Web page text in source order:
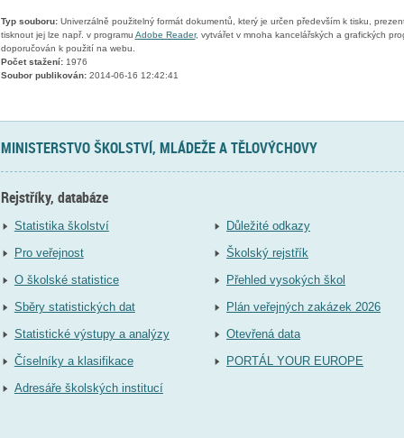
Typ souboru:Univerzálně použitelný formát dokumentů, který je určen především k tisku,
tisknout jej lze např. v programu Adobe Reader, vytvářet v mnoha kancelářských a grafických
doporučován k použití na webu.
Počet stažení:1976
Soubor publikován:2014-06-16 12:42:41
MINISTERSTVO ŠKOLSTVÍ, MLÁDEŽE A TĚLOVÝCHOVY
Rejstříky, databáze
Statistika školství
Pro veřejnost
O školské statistice
Sběry statistických dat
Statistické výstupy a analýzy
Číselníky a klasifikace
Adresáře školských institucí
Důležité odkazy
Školský rejstřík
Přehled vysokých škol
Plán veřejných zakázek 2026
Otevřená data
PORTÁL YOUR EUROPE